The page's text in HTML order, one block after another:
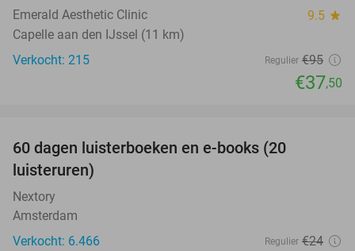
Emerald Aesthetic Clinic 9.5 star
Capelle aan den IJssel (11 km)
Verkocht: 215
Regulier €95
€37,50
60 dagen luisterboeken en e-books (20
luisteruren)
Nextory
Amsterdam
Verkocht: 6.466
Regulier €24